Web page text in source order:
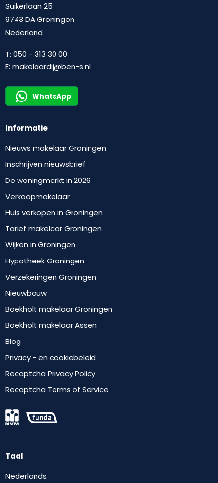
Suikerlaan 25
9743 DA Groningen
Nederland
T:050 - 313 30 00
E:makelaardij@ben-s.nl
WhatsApp
Informatie
Nieuws makelaar Groningen
Inschrijven nieuwsbrief
De woningmarkt in 2026
Verkoopmakelaar
Huis verkopen in Groningen
Tarief makelaar Groningen
Wijken in Groningen
Hypotheek Groningen
Verzekeringen Groningen
Nieuwbouw
Boekholt makelaar Groningen
Boekholt makelaar Assen
Blog
Privacy - en cookiebeleid
Recaptcha Privacy Policy
Recaptcha Terms of Service
Taal
Nederlands